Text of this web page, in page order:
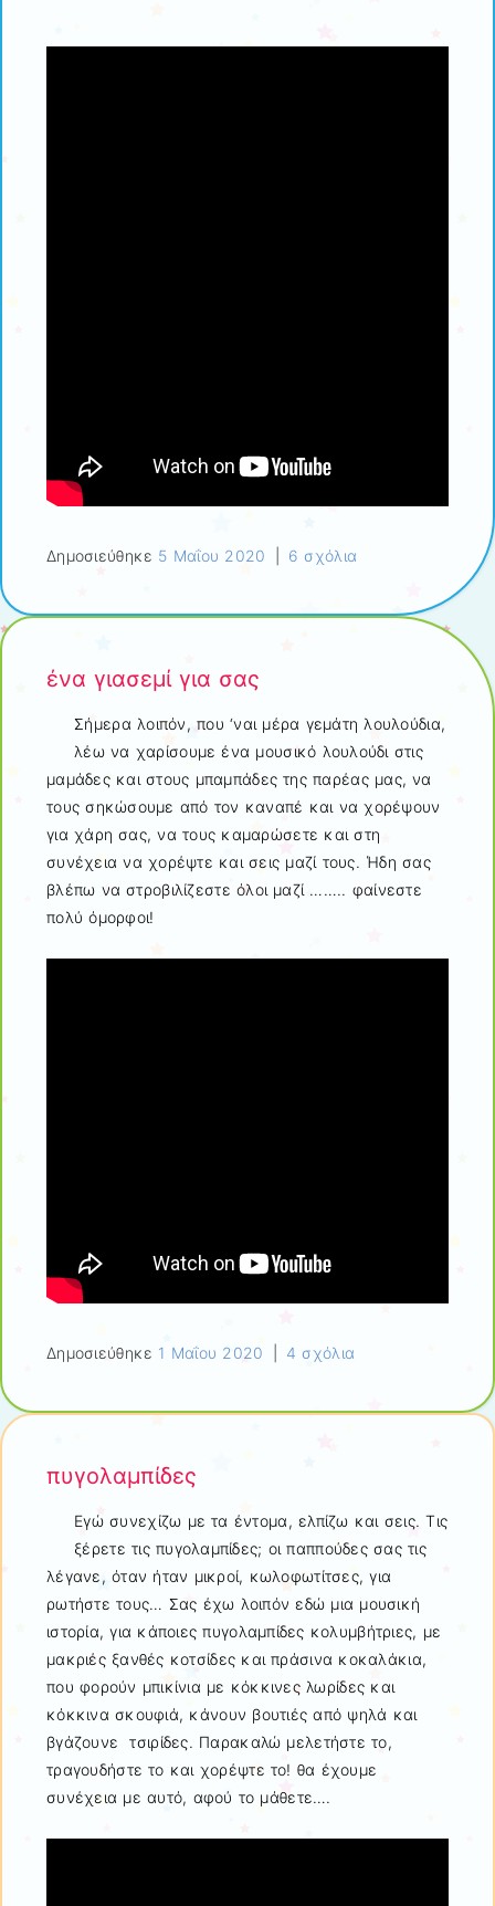
Δημοσιεύθηκε 5 Μαΐου 2020 6 σχόλια
ένα γιασεμί για σας
Σήμερα λοιπόν, που ‘ναι μέρα γεμάτη λουλούδια,
λέω να χαρίσουμε ένα μουσικό λουλούδι στις
μαμάδες και στους μπαμπάδες της παρέας μας, να
τους σηκώσουμε από τον καναπέ και να χορέψουν
για χάρη σας, να τους καμαρώσετε και στη
συνέχεια να χορέψτε και σεις μαζί τους. Ήδη σας
βλέπω να στροβιλίζεστε όλοι μαζί …….. φαίνεστε
πολύ όμορφοι!
Δημοσιεύθηκε 1 Μαΐου 2020 4 σχόλια
πυγολαμπίδες
Εγώ συνεχίζω με τα έντομα, ελπίζω και σεις. Τις
ξέρετε τις πυγολαμπίδες; οι παππούδες σας τις
λέγανε, όταν ήταν μικροί, κωλοφωτίτσες, για
ρωτήστε τους… Σας έχω λοιπόν εδώ μια μουσική
ιστορία, για κάποιες πυγολαμπίδες κολυμβήτριες, με
μακριές ξανθές κοτσίδες και πράσινα κοκαλάκια,
που φορούν μπικίνια με κόκκινες λωρίδες και
κόκκινα σκουφιά, κάνουν βουτιές από ψηλά και
βγάζουνε τσιρίδες. Παρακαλώ μελετήστε το,
τραγουδήστε το και χορέψτε το! θα έχουμε
συνέχεια με αυτό, αφού το μάθετε….